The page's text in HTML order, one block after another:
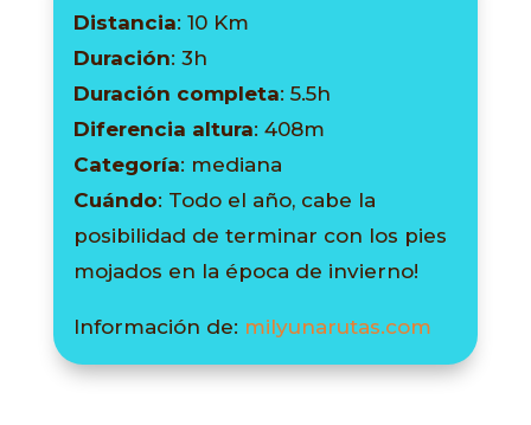
Distancia: 10 Km
Duración: 3h
Duración completa: 5.5h
Diferencia altura: 408m
Categoría: mediana
Cuándo: Todo el año, cabe la
posibilidad de terminar con los pies
mojados en la época de invierno!
Información de: milyunarutas.com